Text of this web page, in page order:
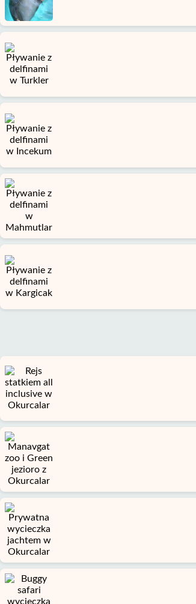
Okurcalar
Alanya
wioski
Blog
Google
opinie
O
nas
Usługi
Polityka
Prywatności